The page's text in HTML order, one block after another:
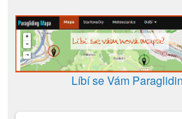
Líbí se Vám